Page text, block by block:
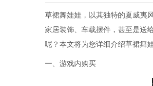
草裙舞娃娃，以其独特的夏威夷
家居装饰、车载摆件，甚至是送
呢？本文将为您详细介绍草裙舞
一、游戏内购买